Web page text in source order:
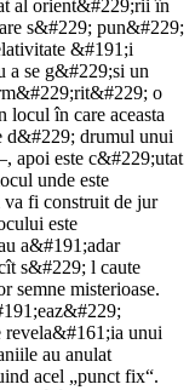
al orient&#229;rii în
s&#229; pun&#229;
&#191;i
a se g&#229;si un
o
în care aceasta
d&#229; drumul unui
apoi este c&#229;utat
unde este
fi construit de jur
este
a&#191;adar
s&#229; l caute
semne misterioase.
revela&#161;ia unui
au anulat
acel „punct fix“.